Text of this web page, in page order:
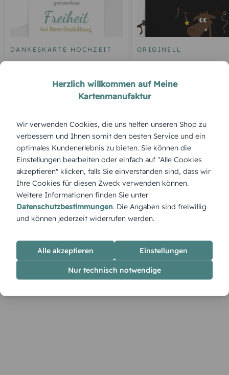
DANKESKARTE HOCHZEIT
Blankokarte
ORIGINELL
Elch
ÜBERBLICK:
Produktbeschreibung
„Weihnachten in Heidelberg“ ist eine Hommage an die
winterliche Schönheit dieser Stadt. Die Karte strahlt Tradition,
festliche Freude und die Gemütlichkeit historischer Kulissen
aus.
Herzlich willkommen auf Meine
Kartenmanufaktur
Wir verwenden Cookies, die uns helfen unseren Shop zu
verbessern und Ihnen somit den besten Service und ein
optimales Kundenerlebnis zu bieten. Sie können die
Einstellungen bearbeiten oder einfach auf "Alle Cookies
akzeptieren" klicken, falls Sie einverstanden sind, dass wir
Ihre Cookies für diesen Zweck verwenden können.
Weitere Informationen finden Sie unter
Datenschutzbestimmungen. Die Angaben sind freiwillig
und können jederzeit widerrufen werden.
Alle akzeptieren Einstellungen
Nur technisch notwendige